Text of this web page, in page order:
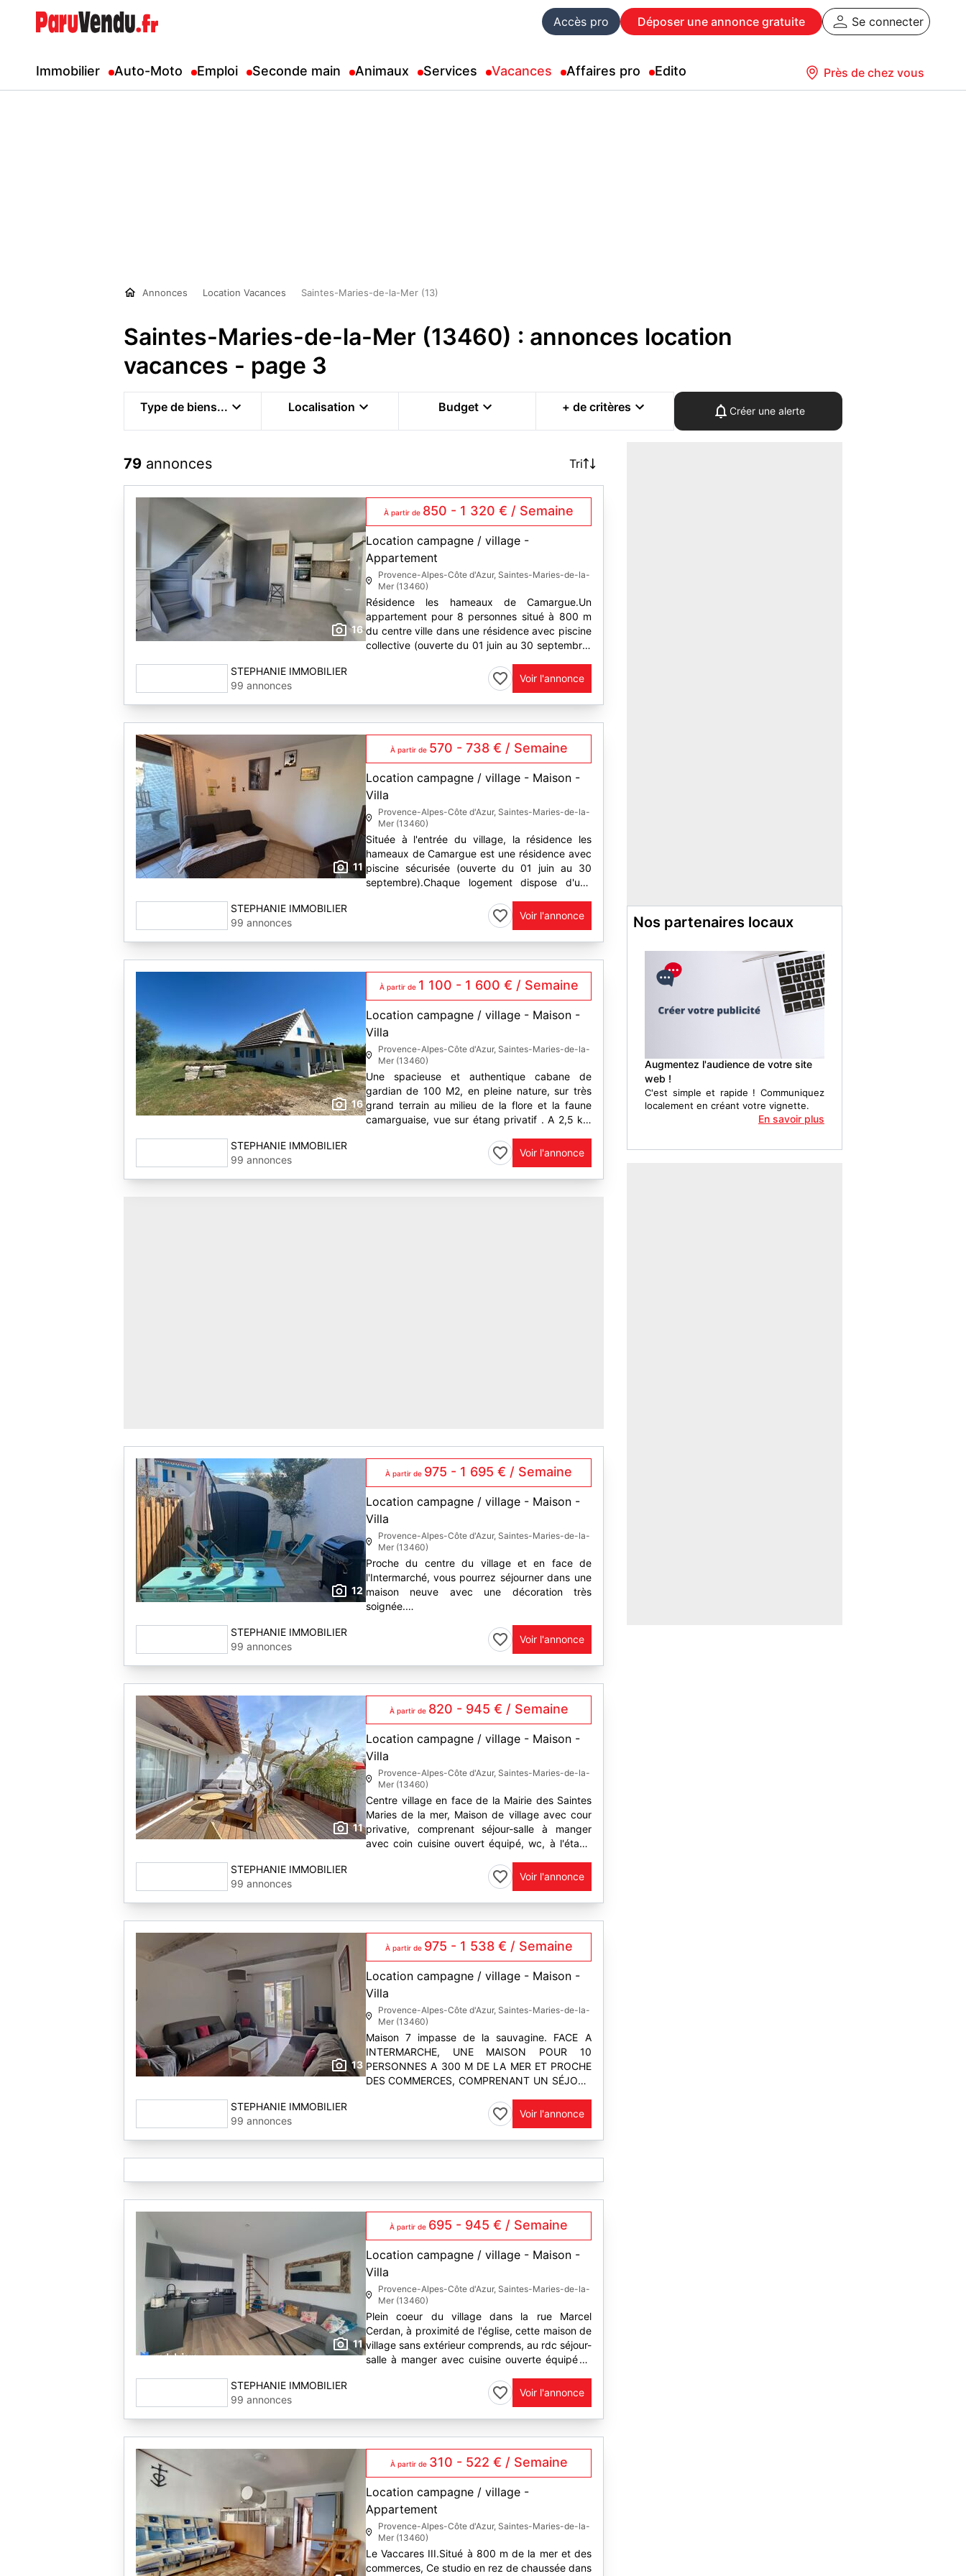
Accès pro Déposer une annonce gratuite Se connecter
Immobilier Auto-Moto Emploi Seconde main Animaux Services Vacances Affaires pro Edito Près de chez vous
Annonces Location Vacances Saintes-Maries-de-la-Mer (13)
Saintes-Maries-de-la-Mer (13460) : annonces location
vacances - page 3
Type de biens... Localisation Budget + de critères Créer une alerte
79 annonces Tri
16
À partir de 850 - 1 320 € / Semaine
Location campagne / village -
Appartement
Provence-Alpes-Côte d'Azur, Saintes-Maries-de-la-
Mer (13460)
Résidence les hameaux de Camargue.Un
appartement pour 8 personnes situé à 800 m
du centre ville dans une résidence avec piscine
collective (ouverte du 01 juin au 30 septembre)
STEPHANIE IMMOBILIER
99 annonces
Voir l'annonce
11
À partir de 570 - 738 € / Semaine
Location campagne / village - Maison -
Villa
Provence-Alpes-Côte d'Azur, Saintes-Maries-de-la-
Mer (13460)
Située à l'entrée du village, la résidence les
hameaux de Camargue est une résidence avec
piscine sécurisée (ouverte du 01 juin au 30
septembre).Chaque logement dispose d'une
compose d'une cour de 25...
STEPHANIE IMMOBILIER
99 annonces
Voir l'annonce
16
À partir de 1 100 - 1 600 € / Semaine
Location campagne / village - Maison -
Villa
Provence-Alpes-Côte d'Azur, Saintes-Maries-de-la-
Mer (13460)
Une spacieuse et authentique cabane de
gardian de 100 M2, en pleine nature, sur très
grand terrain au milieu de la flore et la faune
camarguaise, vue sur étang privatif . A 2,5 km
STEPHANIE IMMOBILIER
99 annonces
Voir l'annonce
12
À partir de 975 - 1 695 € / Semaine
Location campagne / village - Maison -
Villa
Provence-Alpes-Côte d'Azur, Saintes-Maries-de-la-
Mer (13460)
Proche du centre du village et en face de
l'Intermarché, vous pourrez séjourner dans une
maison neuve avec une décoration très
soignée.
privative avec salon de jardin, barbecue, un
STEPHANIE IMMOBILIER
99 annonces
Voir l'annonce
11
À partir de 820 - 945 € / Semaine
Location campagne / village - Maison -
Villa
Provence-Alpes-Côte d'Azur, Saintes-Maries-de-la-
Mer (13460)
Centre village en face de la Mairie des Saintes
Maries de la mer, Maison de village avec cour
privative, comprenant séjour-salle à manger
avec coin cuisine ouvert équipé, wc, à l'étage
STEPHANIE IMMOBILIER
99 annonces
Voir l'annonce
13
À partir de 975 - 1 538 € / Semaine
Location campagne / village - Maison -
Villa
Provence-Alpes-Côte d'Azur, Saintes-Maries-de-la-
Mer (13460)
Maison 7 impasse de la sauvagine. FACE A
INTERMARCHE, UNE MAISON POUR 10
PERSONNES A 300 M DE LA MER ET PROCHE
DES COMMERCES, COMPRENANT UN SÉJOUR
VAISSELLE, LAVE LINGE ET RÉFRIGÉRATEUR
A...
STEPHANIE IMMOBILIER
99 annonces
Voir l'annonce
11
À partir de 695 - 945 € / Semaine
Location campagne / village - Maison -
Villa
Provence-Alpes-Côte d'Azur, Saintes-Maries-de-la-
Mer (13460)
Plein coeur du village dans la rue Marcel
Cerdan, à proximité de l'église, cette maison de
village sans extérieur comprends, au rdc séjour-
salle à manger avec cuisine ouverte équipée (
STEPHANIE IMMOBILIER
99 annonces
Voir l'annonce
À partir de 310 - 522 € / Semaine
Location campagne / village -
Appartement
Provence-Alpes-Côte d'Azur, Saintes-Maries-de-la-
Mer (13460)
Le Vaccares III.Situé à 800 m de la mer et des
commerces, Ce studio en rez de chaussée dans
Nos partenaires locaux
Augmentez l'audience de votre site
web !
C'est simple et rapide ! Communiquez
localement en créant votre vignette.
En savoir plus